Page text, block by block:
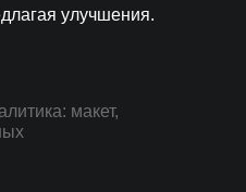
улучшения.
макет,